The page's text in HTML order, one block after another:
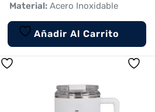
 Material:Acero Inoxidable
Añadir Al Carrito